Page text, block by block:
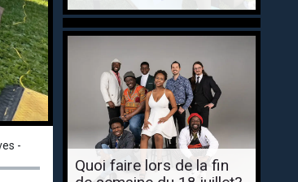
-
Quoi faire lors de la fin